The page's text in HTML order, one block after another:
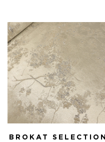
BROKAT SELECTION